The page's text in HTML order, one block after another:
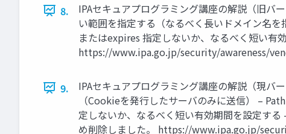
8.
IPAセキュアプログラミング講座の解説（旧バ
い範囲を指定する（なるべく長いドメイン名
またはexpires 指定しないか、なるべく短い有
https://www.ipa.go.jp/security/awareness/
9.
IPAセキュアプログラミング講座の解説（現バ
（Cookieを発行したサーバのみに送信） –
定しないか、なるべく短い有効期間を設定す
め削除しました。 https://www.ipa.go.jp/